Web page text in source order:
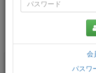
会
パスワ